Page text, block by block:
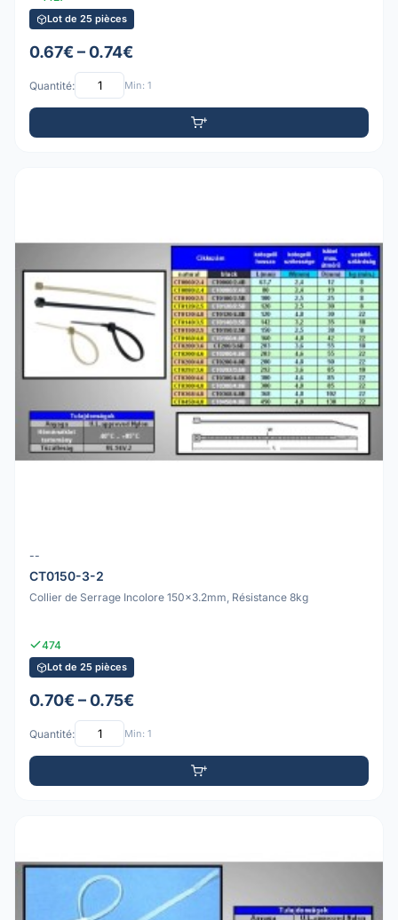
Lot de 25 pièces
0.67€ – 0.74€
Quantité: Min: 1
--
CT0150-3-2
Collier de Serrage Incolore 150x3.2mm, Résistance 8kg
474
Lot de 25 pièces
0.70€ – 0.75€
Quantité: Min: 1